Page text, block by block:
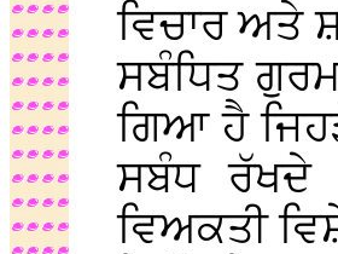
ਵਿਚਾਰ ਅਤੇ
ਸਬੰਧਿਤ
ਗਿਆ ਹੈ
ਸਬੰਧ ਰੱਖਦੇ
ਵਿਅਕਤੀ